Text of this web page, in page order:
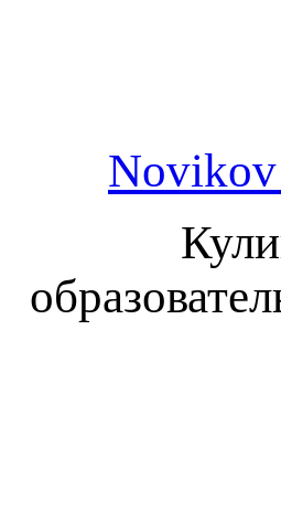
Novikov